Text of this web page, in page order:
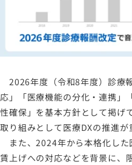
2026年度（令和8年度）診療
応」「医療機能の分化・連携」
性確保」を基本方針として掲げ
取り組みとして医療DXの推進が
また、2024年から本格化した
賃上げへの対応などを背景に、